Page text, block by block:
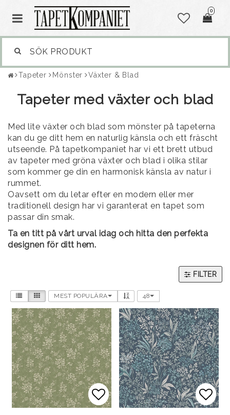
0
Tapeter Mönster Växter & Blad
Tapeter med växter och blad
Med lite växter och blad som mönster på tapeterna
kan du ge ditt hem en naturlig känsla och ett fräscht
utseende. På tapetkompaniet har vi ett brett utbud
av tapeter med gröna växter och blad i olika stilar
som kommer ge din en harmonisk känsla av natur i
rummet.
Oavsett om du letar efter en modern eller mer
traditionell design har vi garanterat en tapet som
passar din smak.
Ta en titt på vårt urval idag och hitta den perfekta
designen för ditt hem.
FILTER
MEST POPULÄRA 48
Lägg till i favoritlistan
Lägg till i favoritlistan